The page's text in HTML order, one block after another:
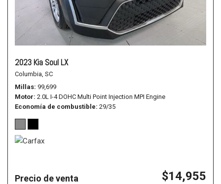
2023 Kia Soul LX
Columbia, SC
Millas 99,699
Motor 2.0L I-4 DOHC Multi Point Injection MPI Engine
Economía de combustible 29/35
Precio de venta $14,955